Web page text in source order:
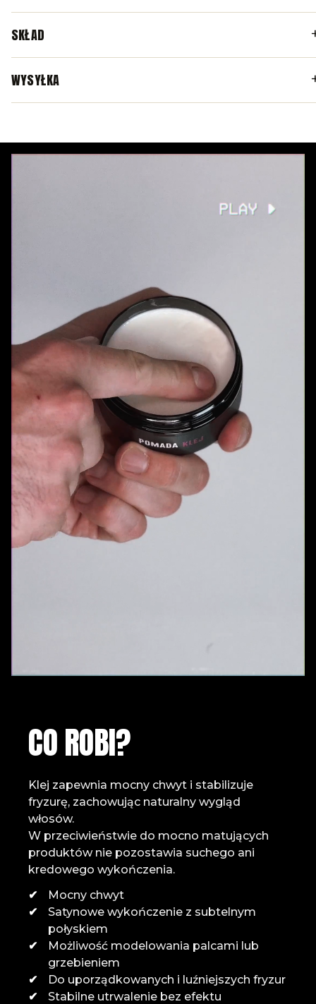
SKŁAD
WYSYŁKA
CO ROBI?
Klej zapewnia mocny chwyt i stabilizuje
fryzurę, zachowując naturalny wygląd
włosów.
W przeciwieństwie do mocno matujących
produktów nie pozostawia suchego ani
kredowego wykończenia.
Mocny chwyt
Satynowe wykończenie z subtelnym
połyskiem
Możliwość modelowania palcami lub
grzebieniem
Do uporządkowanych i luźniejszych fryzur
Stabilne utrwalenie bez efektu